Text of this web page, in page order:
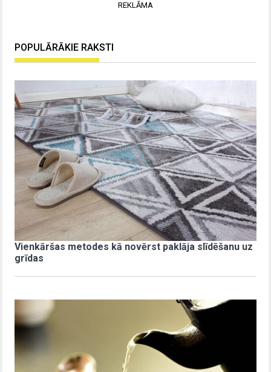
REKLĀMA
POPULĀRĀKIE RAKSTI
Vienkāršas metodes kā novērst paklāja slīdēšanu uz
grīdas